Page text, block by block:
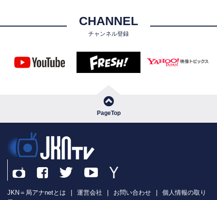
CHANNEL
チャンネル登録
PageTop
JKN＝局アナnetとは 運営会社 お問い合わせ
個人情報の取り